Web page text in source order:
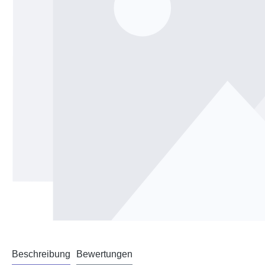
Beschreibung Bewertungen